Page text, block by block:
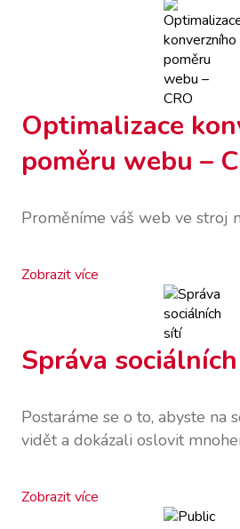
Optimalizace
poměru webu –
Proměníme váš web ve stroj
Zobrazit více
Správa
Postaráme se o to, abyste na
vidět a dokázali oslovit
Zobrazit více